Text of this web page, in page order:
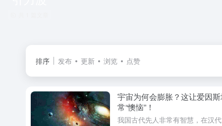
排序 发布 更新 浏览 点赞
宇宙为何会膨胀？这让爱因
常“懊恼”！